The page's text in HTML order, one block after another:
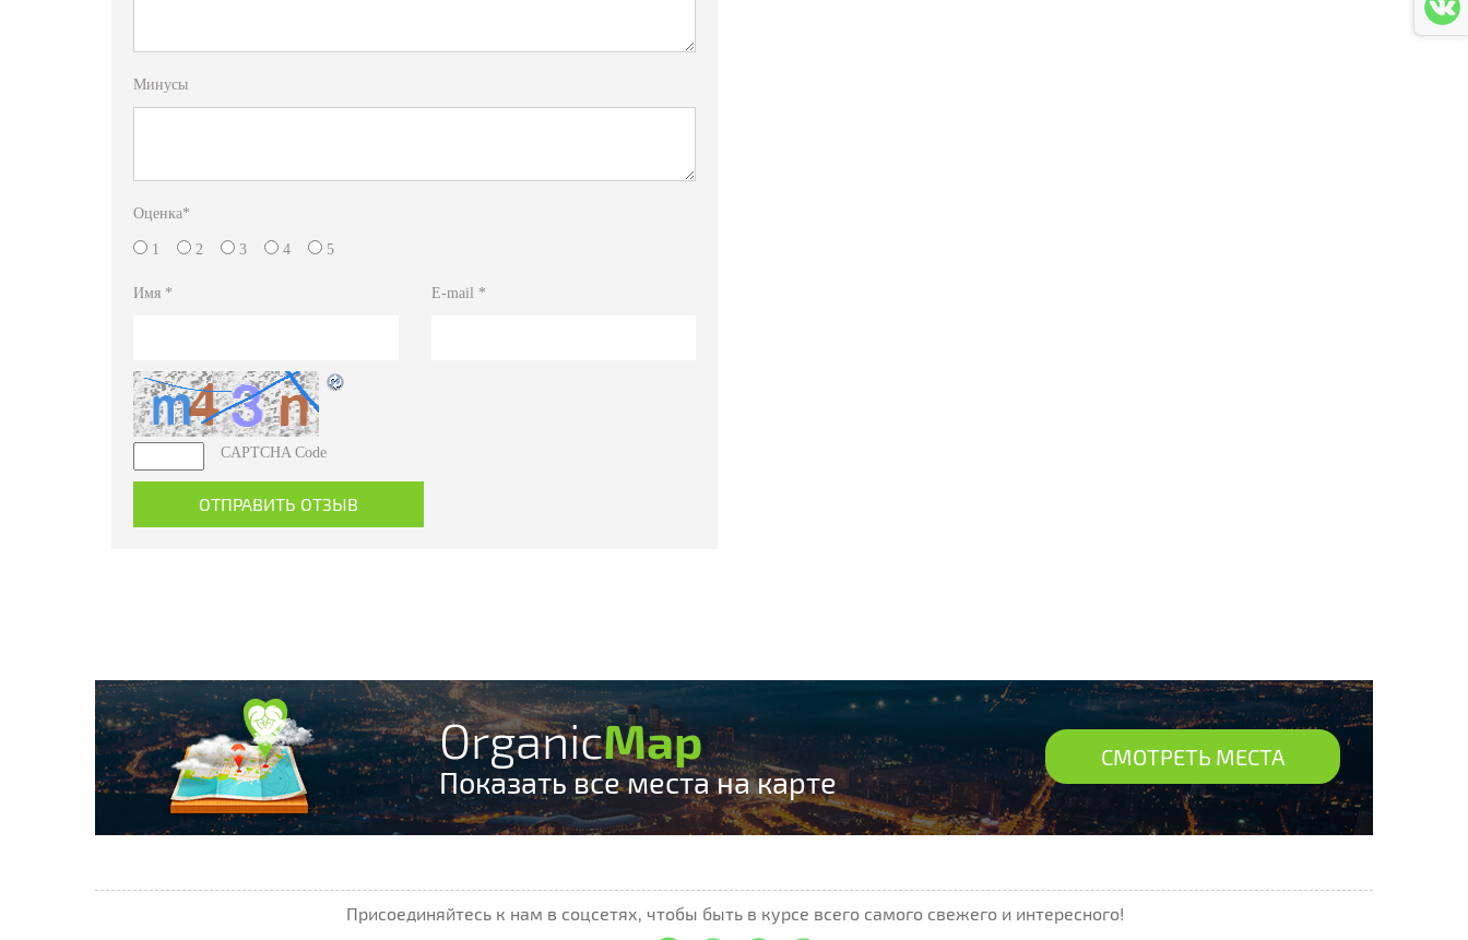
Минусы
Оценка*
1 2 3 4 5
Имя * E-mail *
CAPTCHA Code
OrganicMap
Показать все места на карте
СМОТРЕТЬ МЕСТА
Присоединяйтесь к нам в соцсетях, чтобы быть в курсе всего самого свежего и интересного!